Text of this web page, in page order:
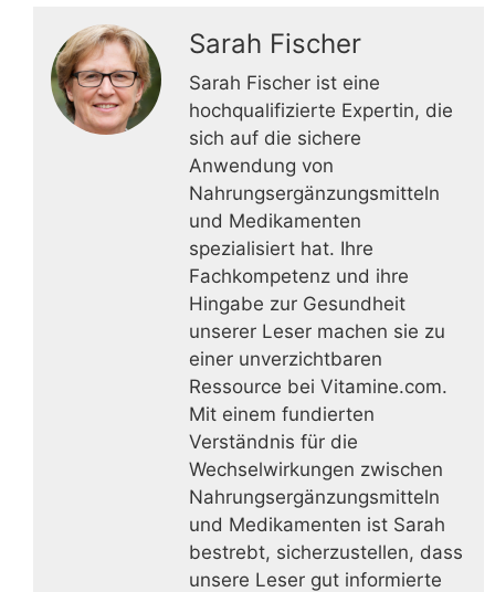
Sarah Fischer
Sarah Fischer ist eine
hochqualifizierte Expertin, die
sich auf die sichere
Anwendung von
Nahrungsergänzungsmitteln
und Medikamenten
spezialisiert hat. Ihre
Fachkompetenz und ihre
Hingabe zur Gesundheit
unserer Leser machen sie zu
einer unverzichtbaren
Ressource bei Vitamine.com.
Mit einem fundierten
Verständnis für die
Wechselwirkungen zwischen
Nahrungsergänzungsmitteln
und Medikamenten ist Sarah
bestrebt, sicherzustellen, dass
unsere Leser gut informierte